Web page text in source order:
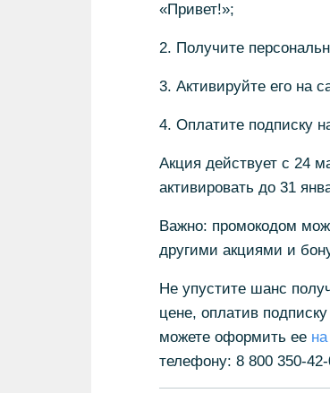
«Привет!»;
2. Получите
3. Активируйте его на
4. Оплатите подписку
Акция действует с 24
активировать до 31
Важно: промокодом
другими акциями и
Не упустите шанс
цене, оплатив
можете оформить ее
телефону: 8 800 350-